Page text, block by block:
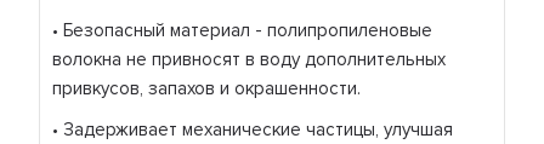
• Безопасный материал - полипропиленовые
волокна не привносят в воду дополнительных
привкусов, запахов и окрашенности.
• Задерживает механические частицы, улучшая